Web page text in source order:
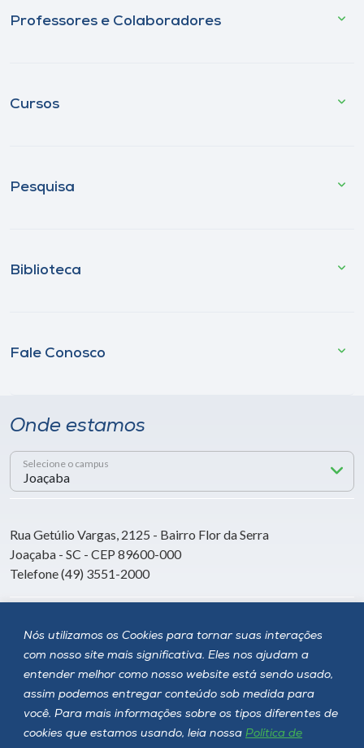
Nós utilizamos os Cookies para tornar suas interações
com nosso site mais significativa. Eles nos ajudam a
entender melhor como nosso website está sendo usado,
assim podemos entregar conteúdo sob medida para
você. Para mais informações sobre os tipos diferentes de
cookies que estamos usando, leia nossa Política de
Professores e Colaboradores
Cursos
Pesquisa
Biblioteca
Fale Conosco
Onde estamos
Selecione o campus
Rua Getúlio Vargas, 2125 - Bairro Flor da Serra
Joaçaba - SC - CEP 89600-000
Telefone (49) 3551-2000
Siga a Unoesc